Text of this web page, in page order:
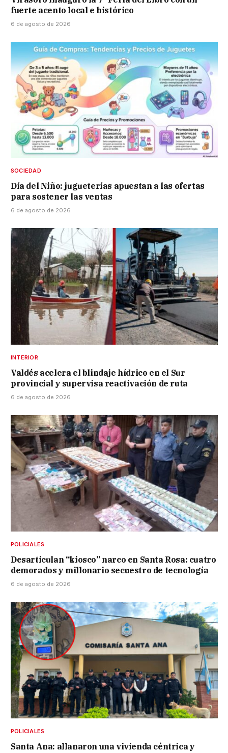
fuerte acento local e histórico
6 de agosto de 2026
SOCIEDAD
Día del Niño: jugueterías apuestan a las ofertas
para sostener las ventas
6 de agosto de 2026
INTERIOR
Valdés acelera el blindaje hídrico en el Sur
provincial y supervisa reactivación de ruta
6 de agosto de 2026
POLICIALES
Desarticulan “kiosco” narco en Santa Rosa: cuatro
demorados y millonario secuestro de tecnología
6 de agosto de 2026
POLICIALES
Santa Ana: allanaron una vivienda céntrica y